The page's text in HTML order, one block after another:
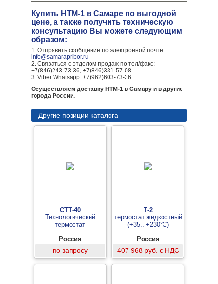
Купить НТМ-1 в Самаре по выгодной
цене, а также получить техническую
консультацию Вы можете следующим
образом:
1. Отправить сообщение по электронной почте
info@samarapribor.ru
2. Связаться с отделом продаж по тел/факс:
+7(846)243-73-36, +7(846)331-57-08
3. Viber Whatsapp: +7(962)603-73-36
Осуществляем доставку НТМ-1 в Самару и в другие
города России.
Другие позиции каталога
СТТ-40
Технологический
термостат
Россия
по запросу
Т-2
термостат жидкостный
(+35...+230°С)
Россия
407 968 руб. с НДС